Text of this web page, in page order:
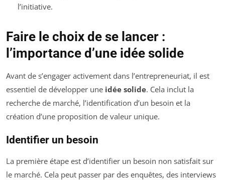
l’initiative.
Faire le choix de se lancer :
l’importance d’une idée solide
Avant de s’engager activement dans l’entrepreneuriat, il est
essentiel de développer une idée solide. Cela inclut la
recherche de marché, l’identification d’un besoin et la
création d’une proposition de valeur unique.
Identifier un besoin
La première étape est d’identifier un besoin non satisfait sur
le marché. Cela peut passer par des enquêtes, des interviews